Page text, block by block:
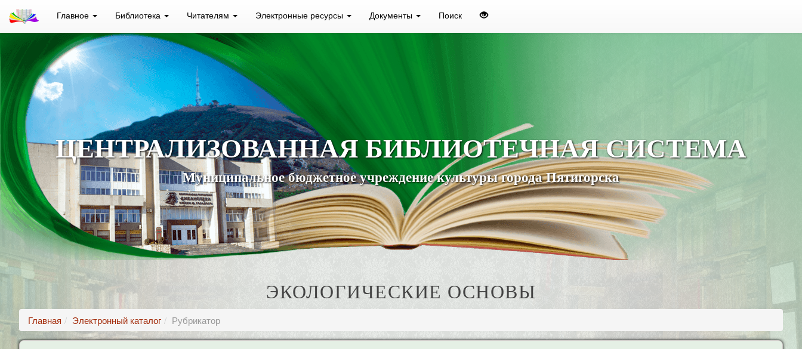
Главное Библиотека Читателям Электронные ресурсы Документы Поиск
ЦЕНТРАЛИЗОВАННАЯ БИБЛИОТЕЧНАЯ СИСТЕМА
Муниципальное бюджетное учреждение культуры города Пятигорска
ЭКОЛОГИЧЕСКИЕ ОСНОВЫ
Главная Электронный каталог Рубрикатор